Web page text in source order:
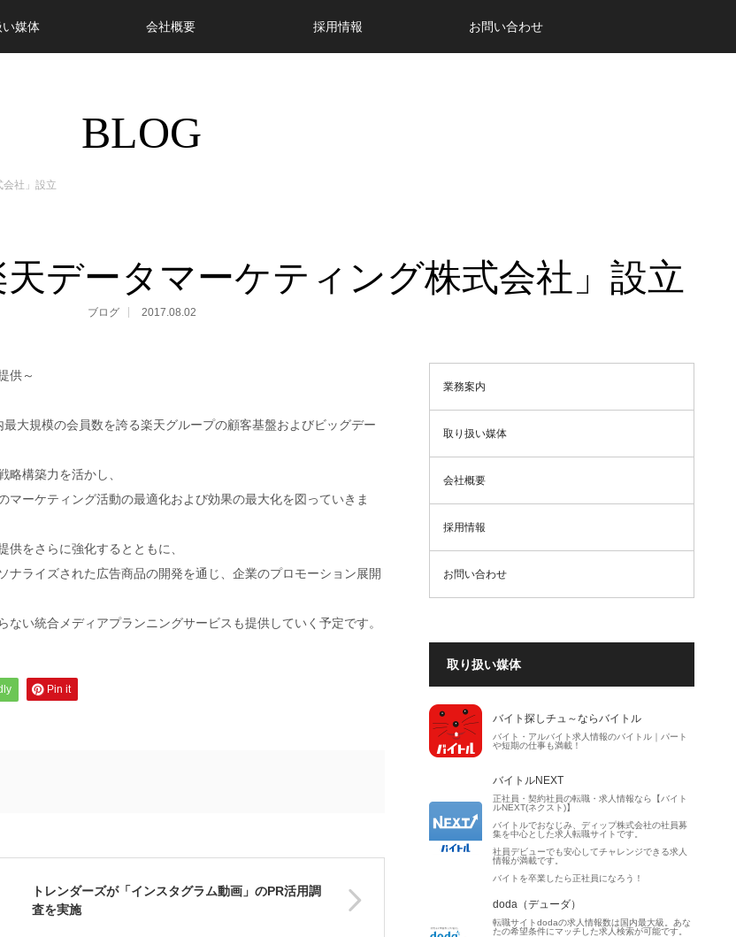
媒体 会社概要 採用情報 お問い合わせ
BLOG
社」設立
データマーケティング株式会社」設立
ブログ 2017.08.02
供～
大規模の会員数を誇る楽天グループの顧客基盤およびビッグデー
構築力を活かし、
ーケティング活動の最適化および効果の最大化を図っていきま
をさらに強化するとともに、
ライズされた広告商品の開発を通じ、企業のプロモーション展開
い統合メディアプランニングサービスも提供していく予定です。
Pin it
トレンダーズが「インスタグラム動画」のPR活用調
査を実施
業務案内
取り扱い媒体
会社概要
採用情報
お問い合わせ
取り扱い媒体
バイト探しチュ～ならバイトル
バイト・アルバイト求人情報のバイトル｜パート
や短期の仕事も満載！
バイトルNEXT
正社員・契約社員の転職・求人情報なら【バイト
ルNEXT(ネクスト)】
バイトルでおなじみ、ディップ株式会社の社員募
集を中心とした求人転職サイトです。
社員デビューでも安心してチャレンジできる求人
情報が満載です。
バイトを卒業したら正社員になろう！
doda（デューダ）
転職サイトdodaの求人情報数は国内最大級。あな
たの希望条件にマッチした求人検索が可能です。